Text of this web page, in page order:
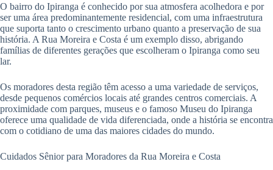
O bairro do Ipiranga é conhecido por sua atmosfera acolhedora e por
ser uma área predominantemente residencial, com uma infraestrutura
que suporta tanto o crescimento urbano quanto a preservação de sua
história. A Rua Moreira e Costa é um exemplo disso, abrigando
famílias de diferentes gerações que escolheram o Ipiranga como seu
lar.
Os moradores desta região têm acesso a uma variedade de serviços,
desde pequenos comércios locais até grandes centros comerciais. A
proximidade com parques, museus e o famoso Museu do Ipiranga
oferece uma qualidade de vida diferenciada, onde a história se encontra
com o cotidiano de uma das maiores cidades do mundo.
Cuidados Sênior para Moradores da Rua Moreira e Costa